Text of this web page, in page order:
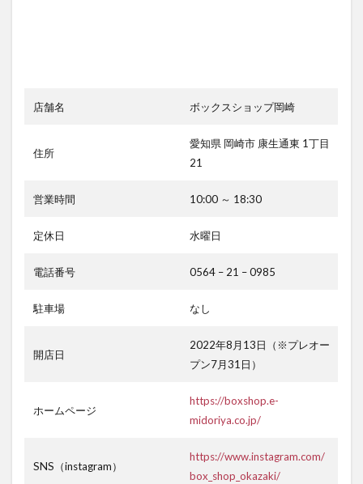
店舗名 ボックスショップ岡崎
住所
愛知県 岡崎市 康生通東 1丁目
21
営業時間 10:00 ～ 18:30
定休日 水曜日
電話番号 0564 – 21 – 0985
駐車場 なし
開店日
2022年8月13日（※プレオー
プン7月31日）
ホームページ
https://boxshop.e-
midoriya.co.jp/
SNS（instagram）
https://www.instagram.com/
box_shop_okazaki/